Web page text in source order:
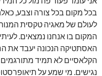
בכל מקום בכל צורה וצבע,
לעולם של מאגיה טקסית
המקום בו אנחנו נמצאים.
האסתטיקה הנכונה יעבד את
הקלאסיים לא תמיד
נגישים. מי שמע על